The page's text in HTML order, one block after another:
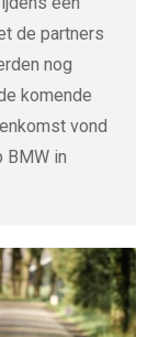
de partners
nog
komende
vond
BMW in